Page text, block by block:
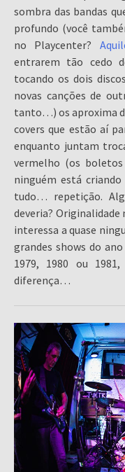
sombra das bandas
profundo (você
no Playcenter?
entrarem tão cedo
tocando os dois
novas canções de
tanto…) os aproxima
covers que estão aí
enquanto juntam
vermelho (os
ninguém está
tudo… repetição.
deveria? Originalidade
interessa a quase
grandes shows do
1979, 1980 ou
diferença…